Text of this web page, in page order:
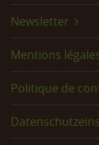
Newsletter
Mentions
Politique de